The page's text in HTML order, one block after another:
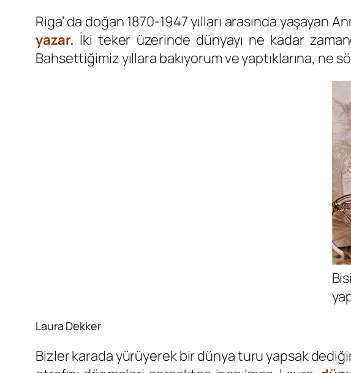
Riga’ da doğan 1870-1947 yılları arasında yaşayan
yazar. İki teker üzerinde dünyayı ne kadar
Bahsettiğimiz yıllara bakıyorum ve yaptıklarına, ne
Laura Dekker
Bizler karada yürüyerek bir dünya turu yapsak